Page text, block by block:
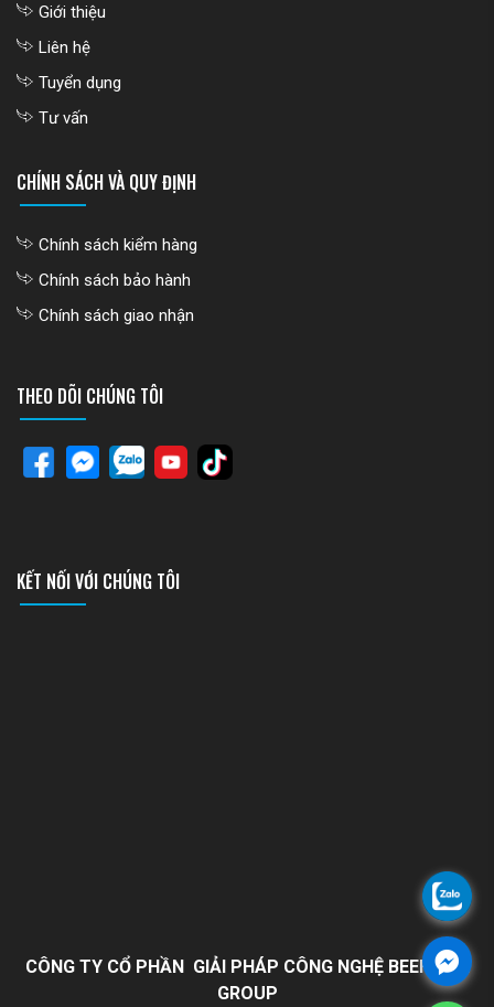
Giới thiệu
Liên hệ
Tuyển dụng
Tư vấn
CHÍNH SÁCH VÀ QUY ĐỊNH
Chính sách kiểm hàng
Chính sách bảo hành
Chính sách giao nhận
THEO DÕI CHÚNG TÔI
KẾT NỐI VỚI CHÚNG TÔI
CÔNG TY CỔ PHẦN GIẢI PHÁP CÔNG NGHỆ BEEHOME
GROUP